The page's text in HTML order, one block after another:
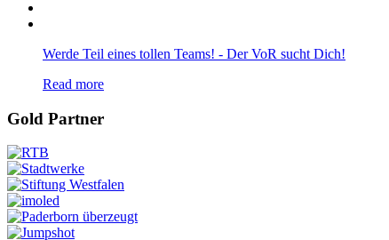
Werde Teil eines tollen Teams! - Der VoR sucht Dich!
Read more
Gold Partner